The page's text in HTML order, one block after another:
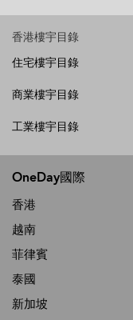
香港樓宇目錄
住宅樓宇目錄
商業樓宇目錄
工業樓宇目錄
OneDay國際
香港
越南
菲律賓
泰國
新加坡